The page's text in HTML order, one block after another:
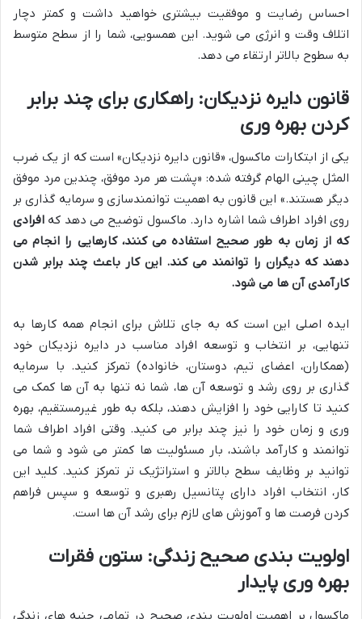
احساس رضایت و موفقیت بیشتری خواهید داشت و کمتر دچار
اتلاف وقت و انرژی می شوید. این همسویی، شما را از سطح متوسط
به سطوح بالاتر ارتقاء می دهد.
قانون دایره نزدیکان: راهکاری برای چند برابر
کردن بهره وری
یکی از ابتکارات ماکسول، «قانون دایره نزدیکان» است که از یک ضرب
المثل چینی الهام گرفته شده: «پشت هر مرد موفق، چندین مرد موفق
دیگر هستند.» این قانون به اهمیت توانمندسازی و سرمایه گذاری بر
روی افراد اطراف شما اشاره دارد. ماکسول توضیح می دهد که افرادی
که از زمان به طور صحیح استفاده می کنند، کارهایی را انجام می
دهند که دیگران را توانمند می کند. این کار باعث چند برابر شدن
کارآمدی آن ها می شود.
ایده اصلی این است که به جای تلاش برای انجام همه کارها به
تنهایی، بر انتخاب و توسعه افراد مناسب در دایره نزدیکان خود
(همکاران، اعضای تیم، دوستان، خانواده) تمرکز کنید. با سرمایه
گذاری بر روی رشد و توسعه آن ها، شما نه تنها به آن ها کمک می
کنید تا کارایی خود را افزایش دهند، بلکه به طور غیرمستقیم، بهره
وری و زمان خود را نیز چند برابر می کنید. وقتی افراد اطراف شما
توانمند و کارآمد باشند، بار مسئولیت ها کمتر می شود و شما می
توانید بر وظایف سطح بالاتر و استراتژیک تر تمرکز کنید. کلید این
کار، انتخاب افراد دارای پتانسیل رهبری و توسعه و سپس فراهم
کردن فرصت ها و آموزش های لازم برای رشد آن ها است.
اولویت بندی صحیح زندگی: ستون فقرات
بهره وری پایدار
ماکسول بر اهمیت اولویت بندی صحیح در تمامی جنبه های زندگی